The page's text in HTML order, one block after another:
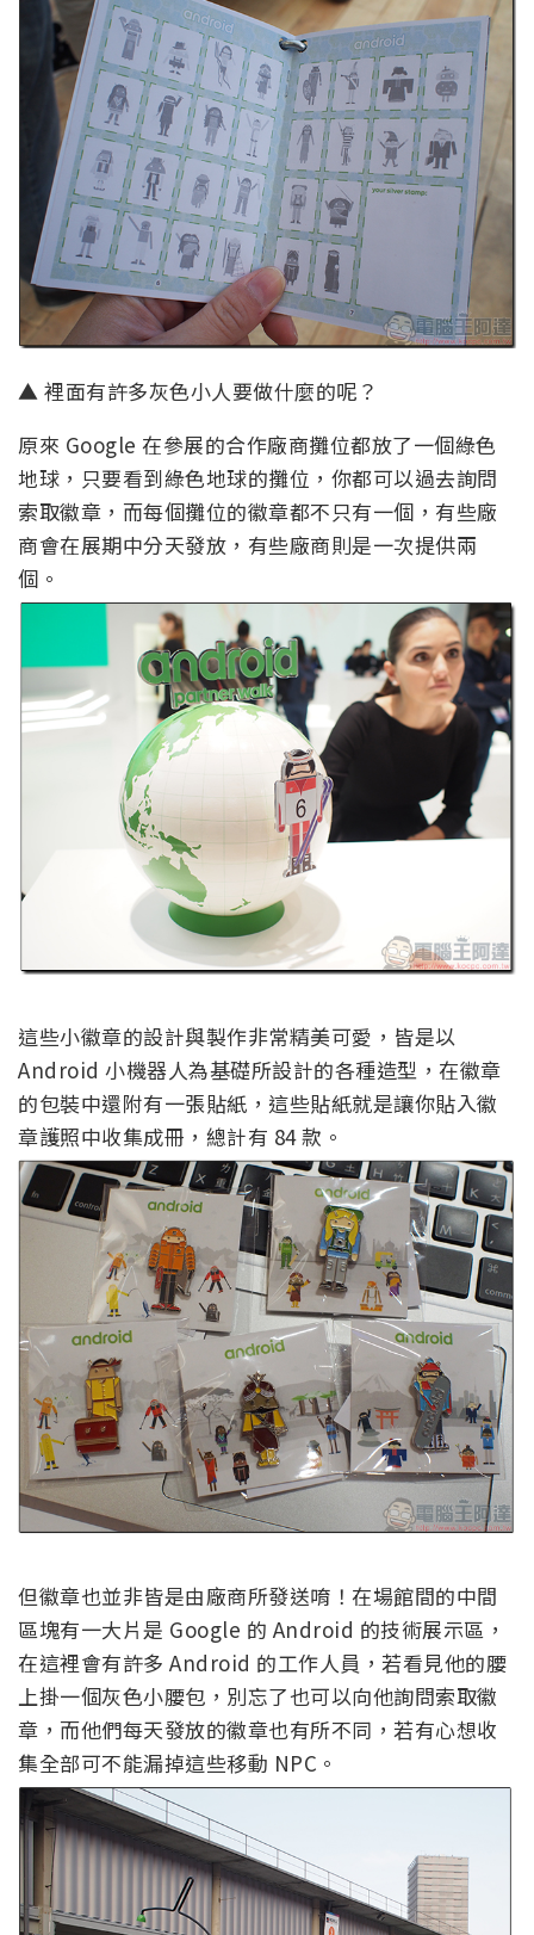
▲ 裡面有許多灰色小人要做什麼的呢？
原來 Google 在參展的合作廠商攤位都放了一個綠色
地球，只要看到綠色地球的攤位，你都可以過去詢問
索取徽章，而每個攤位的徽章都不只有一個，有些廠
商會在展期中分天發放，有些廠商則是一次提供兩
個。
這些小徽章的設計與製作非常精美可愛，皆是以
Android 小機器人為基礎所設計的各種造型，在徽章
的包裝中還附有一張貼紙，這些貼紙就是讓你貼入徽
章護照中收集成冊，總計有 84 款。
但徽章也並非皆是由廠商所發送唷！在場館間的中間
區塊有一大片是 Google 的 Android 的技術展示區，
在這裡會有許多 Android 的工作人員，若看見他的腰
上掛一個灰色小腰包，別忘了也可以向他詢問索取徽
章，而他們每天發放的徽章也有所不同，若有心想收
集全部可不能漏掉這些移動 NPC。